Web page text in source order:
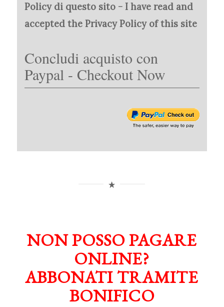
Policy di questo sito - I have read and
accepted the Privacy Policy of this site
Concludi acquisto con
Paypal - Checkout Now
NON POSSO PAGARE
ONLINE?
ABBONATI TRAMITE
BONIFICO